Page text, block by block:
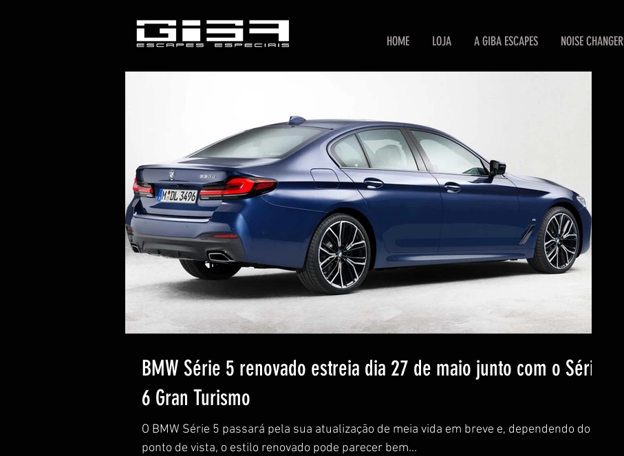
HOME LOJA A GIBA ESCAPES NOISE CHANGER
BMW Série 5 renovado estreia dia 27 de maio junto com o Série
6 Gran Turismo
O BMW Série 5 passará pela sua atualização de meia vida em breve e, dependendo do
ponto de vista, o estilo renovado pode parecer bem...